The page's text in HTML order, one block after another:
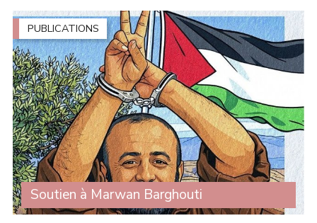
adopté plusieurs (...)
PUBLICATIONS
Soutien à Marwan Barghouti
Nous apprenons que Marwan Barghouti, prisonnier